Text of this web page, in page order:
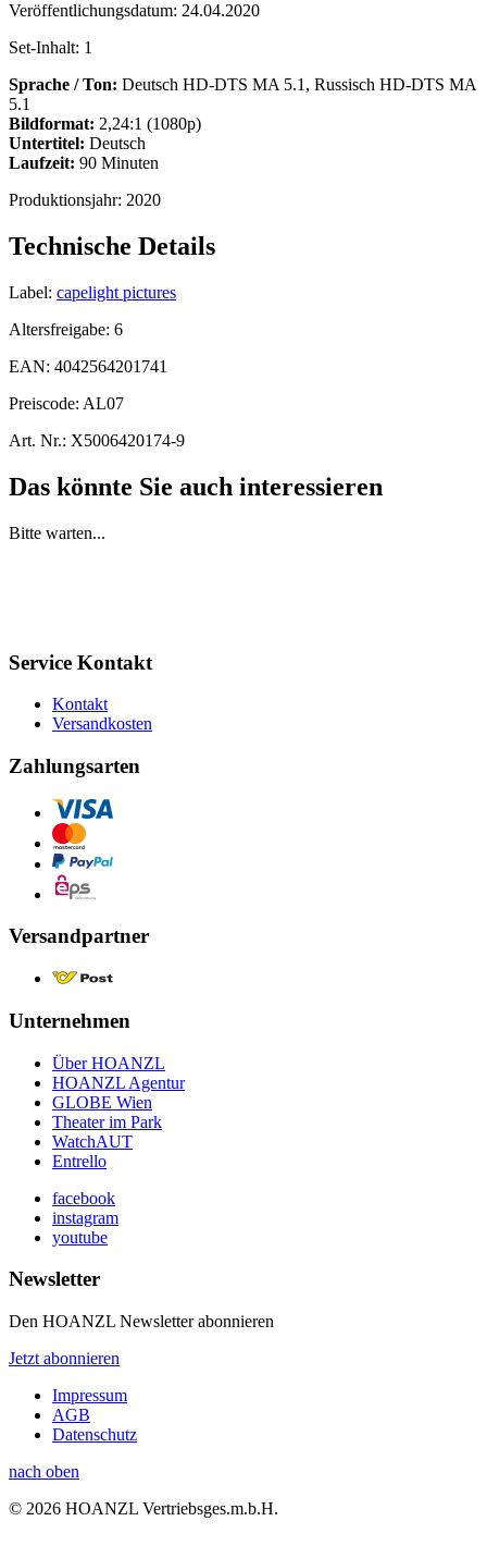
Veröffentlichungsdatum: 24.04.2020
Set-Inhalt: 1
Sprache / Ton: Deutsch HD-DTS MA 5.1, Russisch HD-DTS MA
5.1
Bildformat: 2,24:1 (1080p)
Untertitel: Deutsch
Laufzeit: 90 Minuten
Produktionsjahr: 2020
Technische Details
Label: capelight pictures
Altersfreigabe: 6
EAN: 4042564201741
Preiscode: AL07
Art. Nr.: X5006420174-9
Das könnte Sie auch interessieren
Bitte warten...
Service Kontakt
Kontakt
Versandkosten
Zahlungsarten
Versandpartner
Unternehmen
Über HOANZL
HOANZL Agentur
GLOBE Wien
Theater im Park
WatchAUT
Entrello
facebook
instagram
youtube
Newsletter
Den HOANZL Newsletter abonnieren
Jetzt abonnieren
Impressum
AGB
Datenschutz
nach oben
© 2026 HOANZL Vertriebsges.m.b.H.